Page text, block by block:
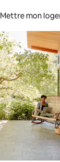
Mettre mon